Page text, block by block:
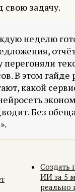
свою задачу.
неделю
перегоняли
В этом гайде
какой
Без
Создать
ИИ за 5
реально